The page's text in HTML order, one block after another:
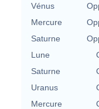
Vénus
Mercure
Saturne
Lune
Saturne
Uranus
Mercure